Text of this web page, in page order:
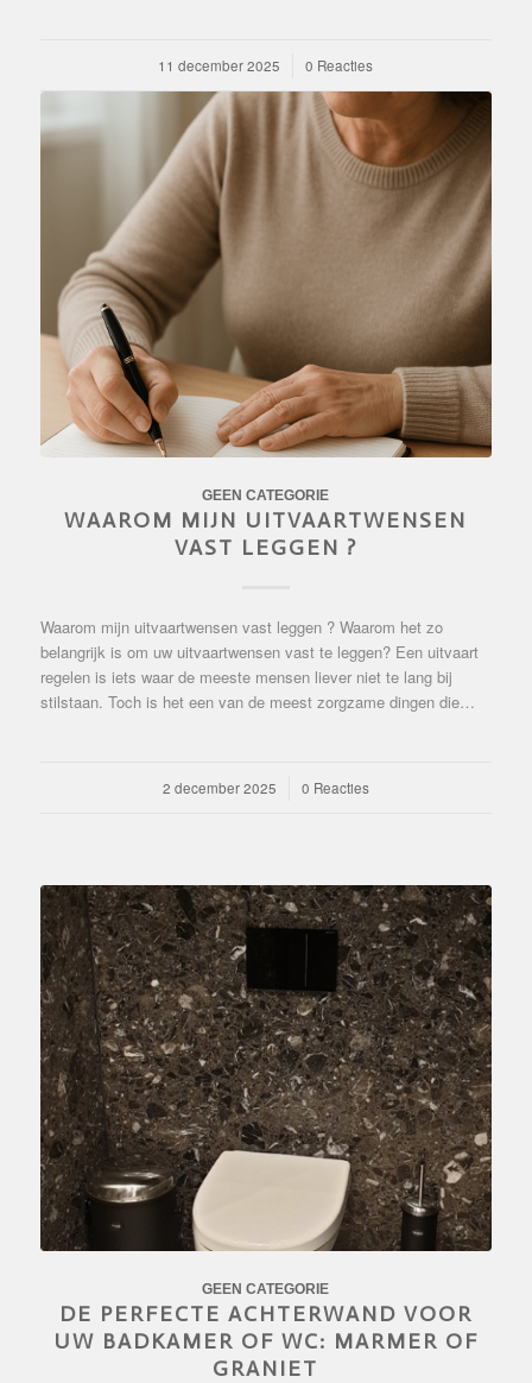
11 december 2025
/ 0 Reacties
GEEN CATEGORIE
WAAROM MIJN UITVAARTWENSEN
VAST LEGGEN ?
Waarom mijn uitvaartwensen vast leggen ? Waarom het zo
belangrijk is om uw uitvaartwensen vast te leggen? Een uitvaart
regelen is iets waar de meeste mensen liever niet te lang bij
stilstaan. Toch is het een van de meest zorgzame dingen die…
2 december 2025
/ 0 Reacties
GEEN CATEGORIE
DE PERFECTE ACHTERWAND VOOR
UW BADKAMER OF WC: MARMER OF
GRANIET